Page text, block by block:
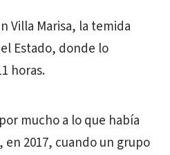
Villa Marisa, la temida
Estado, donde lo
horas.
mucho a lo que había
2017, cuando un grupo